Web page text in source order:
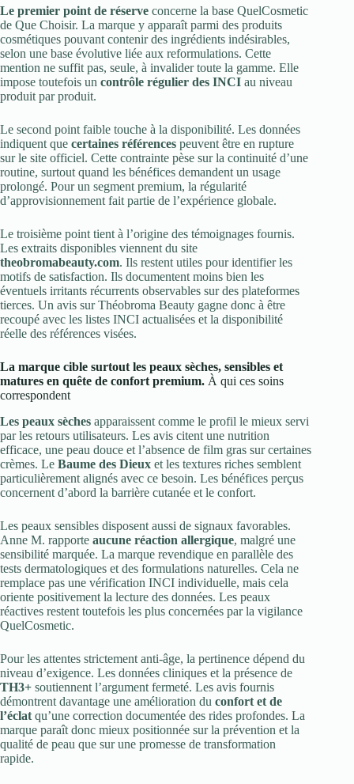
Le premier point de réserve concerne la base QuelCosmetic
de Que Choisir. La marque y apparaît parmi des produits
cosmétiques pouvant contenir des ingrédients indésirables,
selon une base évolutive liée aux reformulations. Cette
mention ne suffit pas, seule, à invalider toute la gamme. Elle
impose toutefois un contrôle régulier des INCI au niveau
produit par produit.
Le second point faible touche à la disponibilité. Les données
indiquent que certaines références peuvent être en rupture
sur le site officiel. Cette contrainte pèse sur la continuité d’une
routine, surtout quand les bénéfices demandent un usage
prolongé. Pour un segment premium, la régularité
d’approvisionnement fait partie de l’expérience globale.
Le troisième point tient à l’origine des témoignages fournis.
Les extraits disponibles viennent du site
theobromabeauty.com. Ils restent utiles pour identifier les
motifs de satisfaction. Ils documentent moins bien les
éventuels irritants récurrents observables sur des plateformes
tierces. Un avis sur Théobroma Beauty gagne donc à être
recoupé avec les listes INCI actualisées et la disponibilité
réelle des références visées.
La marque cible surtout les peaux sèches, sensibles et
matures en quête de confort premium. À qui ces soins
correspondent
Les peaux sèches apparaissent comme le profil le mieux servi
par les retours utilisateurs. Les avis citent une nutrition
efficace, une peau douce et l’absence de film gras sur certaines
crèmes. Le Baume des Dieux et les textures riches semblent
particulièrement alignés avec ce besoin. Les bénéfices perçus
concernent d’abord la barrière cutanée et le confort.
Les peaux sensibles disposent aussi de signaux favorables.
Anne M. rapporte aucune réaction allergique, malgré une
sensibilité marquée. La marque revendique en parallèle des
tests dermatologiques et des formulations naturelles. Cela ne
remplace pas une vérification INCI individuelle, mais cela
oriente positivement la lecture des données. Les peaux
réactives restent toutefois les plus concernées par la vigilance
QuelCosmetic.
Pour les attentes strictement anti-âge, la pertinence dépend du
niveau d’exigence. Les données cliniques et la présence de
TH3+ soutiennent l’argument fermeté. Les avis fournis
démontrent davantage une amélioration du confort et de
l’éclat qu’une correction documentée des rides profondes. La
marque paraît donc mieux positionnée sur la prévention et la
qualité de peau que sur une promesse de transformation
rapide.